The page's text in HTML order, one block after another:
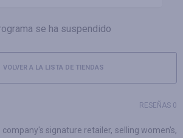
se ha suspendido
VOLVER A LA LISTA DE TIENDAS
RESEÑAS 0
signature retailer, selling women's,